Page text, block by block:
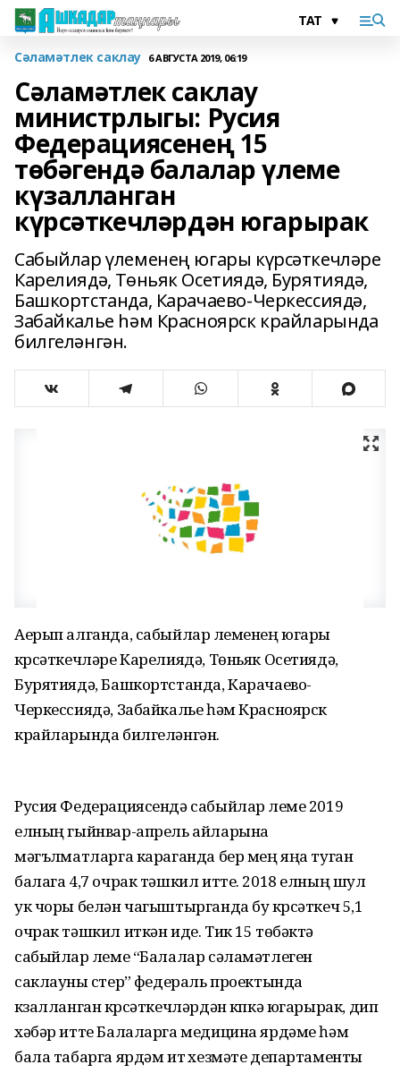
Сәламәтлек саклау 6 АВГУСТА 2019, 06:19
Сәламәтлек саклау
министрлыгы: Русия
Федерациясенең 15
төбәгендә балалар үлеме
күзалланган
күрсәткечләрдән югарырак
Сабыйлар үлеменең югары күрсәткечләре
Карелиядә, Төньяк Осетиядә, Бурятиядә,
Башкортстанда, Карачаево-Черкессиядә,
Забайкалье һәм Красноярск крайларында
билгеләнгән.
Аерып алганда, сабыйлар үлеменең югары
күрсәткечләре Карелиядә, Төньяк Осетиядә,
Бурятиядә, Башкортстанда, Карачаево-
Черкессиядә, Забайкалье һәм Красноярск
крайларында билгеләнгән.
Русия Федерациясендә сабыйлар үлеме 2019
елның гыйнвар-апрель айларына
мәгълүматларга караганда бер мең яңа туган
балага 4,7 очрак тәшкил итте. 2018 елның шул
ук чоры белән чагыштырганда бу күрсәткеч 5,1
очрак тәшкил иткән иде. Тик 15 төбәктә
сабыйлар үлеме “Балалар сәламәтлеген
саклауны үстерү” федераль проектында
күзалланган күрсәткечләрдән күпкә югарырак, дип
хәбәр итте Балаларга медицина ярдәме һәм
бала табарга ярдәм итү хезмәте департаменты